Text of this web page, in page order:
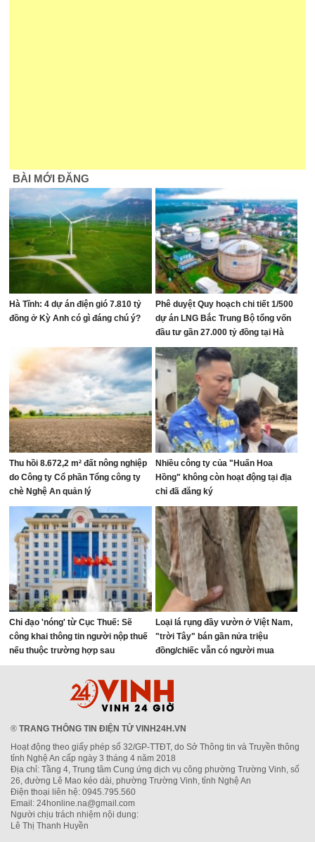
BÀI MỚI ĐĂNG
Hà Tĩnh: 4 dự án điện gió 7.810 tỷ
đồng ở Kỳ Anh có gì đáng chú ý?
Phê duyệt Quy hoạch chi tiết 1/500
dự án LNG Bắc Trung Bộ tổng vốn
đầu tư gần 27.000 tỷ đồng tại Hà
Tĩnh
Thu hồi 8.672,2 m² đất nông nghiệp
do Công ty Cổ phần Tổng công ty
chè Nghệ An quản lý
Nhiều công ty của "Huấn Hoa
Hồng" không còn hoạt động tại địa
chỉ đã đăng ký
Chỉ đạo 'nóng' từ Cục Thuế: Sẽ
công khai thông tin người nộp thuế
nếu thuộc trường hợp sau
Loại lá rụng đầy vườn ở Việt Nam,
"trời Tây" bán gần nửa triệu
đồng/chiếc vẫn có người mua
® TRANG THÔNG TIN ĐIỆN TỬ VINH24H.VN
Hoạt động theo giấy phép số 32/GP-TTĐT, do Sở Thông tin và Truyền thông
tỉnh Nghệ An cấp ngày 3 tháng 4 năm 2018
Địa chỉ: Tầng 4, Trung tâm Cung ứng dịch vụ công phường Trường Vinh, số
26, đường Lê Mao kéo dài, phường Trường Vinh, tỉnh Nghệ An
Điện thoại liên hệ: 0945.795.560
Email: 24honline.na@gmail.com
Người chịu trách nhiệm nội dung:
Lê Thị Thanh Huyền